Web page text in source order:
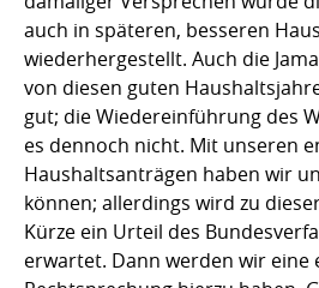
auch in späteren, besseren
wiederhergestellt. Auch die
von diesen guten
gut; die Wiedereinführung des
es dennoch nicht. Mit unseren
Haushaltsanträgen haben wir
können; allerdings wird zu
Kürze ein Urteil des
erwartet. Dann werden wir eine